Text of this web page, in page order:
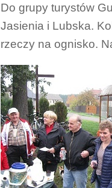
Do grupy turystów
Jasienia i Lubska.
rzeczy na ognisko.